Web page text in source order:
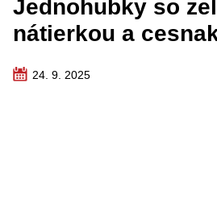
Jednohubky so
nátierkou a
24. 9. 2025